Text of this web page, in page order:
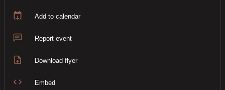
Add to calendar
Report event
Download flyer
Embed